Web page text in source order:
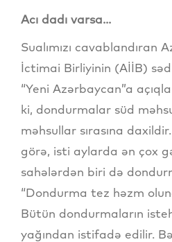
Acı dadı varsa...
Sualımızı cavablandıran
İctimai Birliyinin (AİİB)
“Yeni Azərbaycan”a
ki, dondurmalar süd
məhsullar sırasına
görə, isti aylarda ən çox
sahələrdən biri də
“Dondurma tez həzm
Bütün dondurmaların
yağından istifadə edilir.